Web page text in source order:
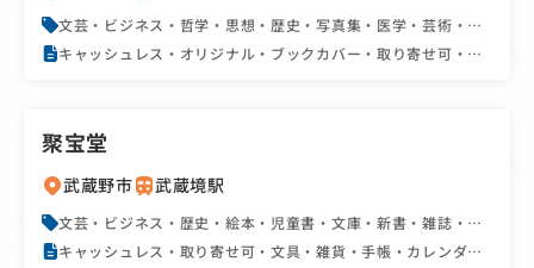
文芸・ビジネス・哲学・思想・歴史・写真集・医学・芸術・学
書・BL・文庫・新書・雑誌・コミック・アダルト
キャッシュレス・オリジナル・ブックカバー・取り寄せ可・商
聚宝堂
武蔵野市 武蔵境駅
文芸・ビジネス・歴史・絵本・児童書・文庫・新書・雑誌・コ
キャッシュレス・取り寄せ可・文具・雑貨・手帳・カレンダ